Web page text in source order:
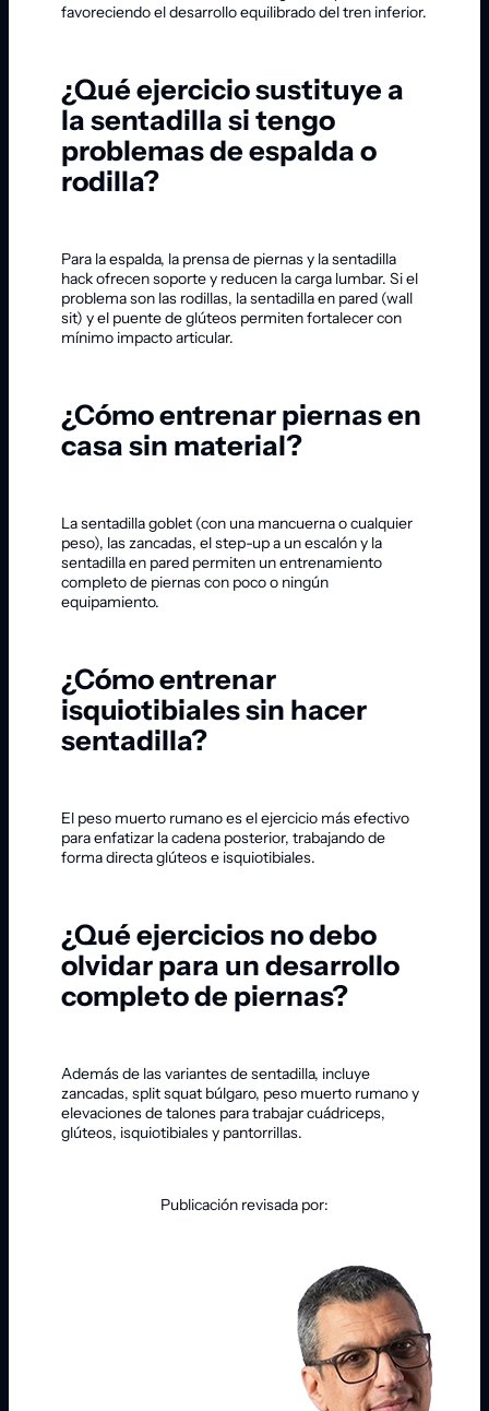
favoreciendo el desarrollo equilibrado del tren inferior.
¿Qué ejercicio sustituye a
la sentadilla si tengo
problemas de espalda o
rodilla?
Para la espalda, la prensa de piernas y la sentadilla
hack ofrecen soporte y reducen la carga lumbar. Si el
problema son las rodillas, la sentadilla en pared (wall
sit) y el puente de glúteos permiten fortalecer con
mínimo impacto articular.
¿Cómo entrenar piernas en
casa sin material?
La sentadilla goblet (con una mancuerna o cualquier
peso), las zancadas, el step-up a un escalón y la
sentadilla en pared permiten un entrenamiento
completo de piernas con poco o ningún
equipamiento.
¿Cómo entrenar
isquiotibiales sin hacer
sentadilla?
El peso muerto rumano es el ejercicio más efectivo
para enfatizar la cadena posterior, trabajando de
forma directa glúteos e isquiotibiales.
¿Qué ejercicios no debo
olvidar para un desarrollo
completo de piernas?
Además de las variantes de sentadilla, incluye
zancadas, split squat búlgaro, peso muerto rumano y
elevaciones de talones para trabajar cuádriceps,
glúteos, isquiotibiales y pantorrillas.
Publicación revisada por: